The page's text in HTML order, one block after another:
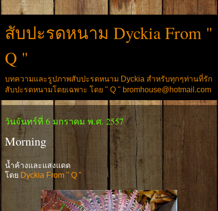
สับปะรดหนาม Dyckia From "
Q "
บทความและรูปภาพสับปะรดหนาม Dyckia สำหรับทุกๆท่านที่รัก
สับปะรดหนามโดยเฉพาะ โดย " Q " bromhouse@hotmail.com
วันจันทร์ที่ 6 มกราคม พ.ศ. 2557
Morning
น้ำค้างและแสงแดด
โดย Dyckia From " Q "